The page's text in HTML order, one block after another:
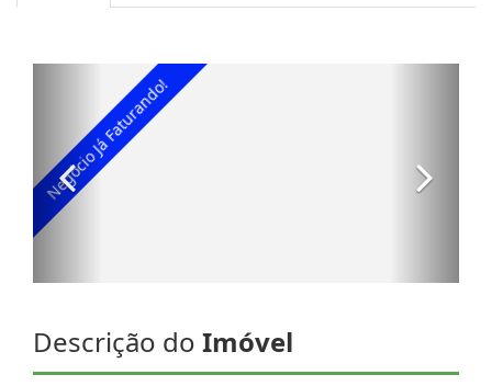
Descrição do Imóvel